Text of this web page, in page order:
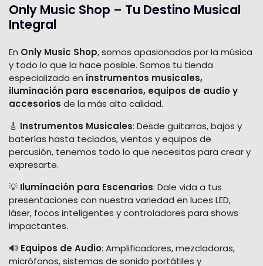
Only Music Shop – Tu Destino Musical
Integral
En Only Music Shop, somos apasionados por la música
y todo lo que la hace posible. Somos tu tienda
especializada en instrumentos musicales,
iluminación para escenarios, equipos de audio y
accesorios de la más alta calidad.
🎸 Instrumentos Musicales: Desde guitarras, bajos y
baterías hasta teclados, vientos y equipos de
percusión, tenemos todo lo que necesitas para crear y
expresarte.
💡 Iluminación para Escenarios: Dale vida a tus
presentaciones con nuestra variedad en luces LED,
láser, focos inteligentes y controladores para shows
impactantes.
🔊 Equipos de Audio: Amplificadores, mezcladoras,
micrófonos, sistemas de sonido portátiles y